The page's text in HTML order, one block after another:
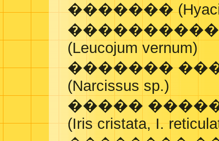
�������
(Leucojum vernum)
�������
(Narcissus sp.)
�����
(Iris cristata, I.